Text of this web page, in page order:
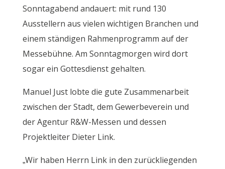
Sonntagabend andauert: mit rund 130
Ausstellern aus vielen wichtigen Branchen und
einem ständigen Rahmenprogramm auf der
Messebühne. Am Sonntagmorgen wird dort
sogar ein Gottesdienst gehalten.
Manuel Just lobte die gute Zusammenarbeit
zwischen der Stadt, dem Gewerbeverein und
der Agentur R&W-Messen und dessen
Projektleiter Dieter Link.
„Wir haben Herrn Link in den zurückliegenden